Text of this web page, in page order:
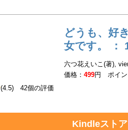
どうも、好
女です。 ：
六つ花えいこ(著),
価格：499円 ポイン
(4.5) 42個の評価
Kindleスト